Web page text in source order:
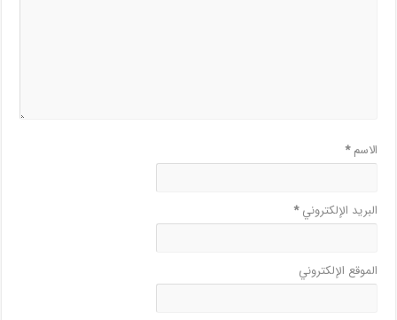
الاسم*
البريد الإلكتروني*
الموقع الإلكتروني